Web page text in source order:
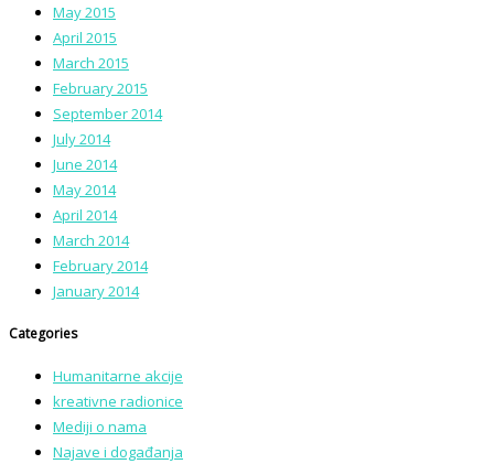
May 2015
April 2015
March 2015
February 2015
September 2014
July 2014
June 2014
May 2014
April 2014
March 2014
February 2014
January 2014
Categories
Humanitarne akcije
kreativne radionice
Mediji o nama
Najave i događanja